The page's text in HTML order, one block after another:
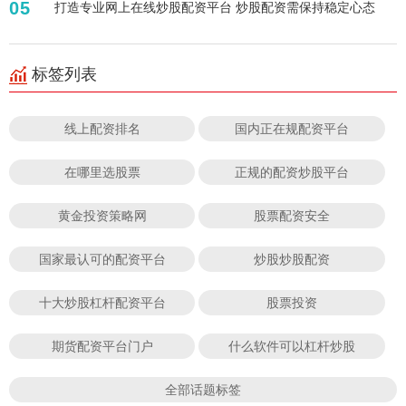
05 打造专业网上在线炒股配资平台 炒股配资需保持稳定心态
标签列表
线上配资排名 国内正在规配资平台
在哪里选股票 正规的配资炒股平台
黄金投资策略网 股票配资安全
国家最认可的配资平台 炒股炒股配资
十大炒股杠杆配资平台 股票投资
期货配资平台门户 什么软件可以杠杆炒股
全部话题标签